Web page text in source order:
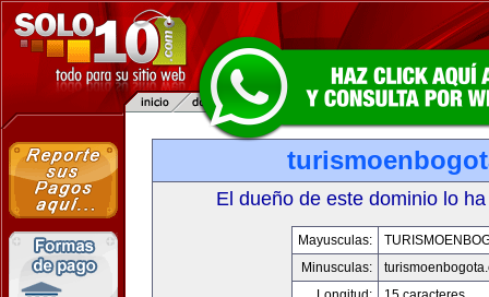
El dueño de este dominio lo
Mayusculas:
Minusculas: